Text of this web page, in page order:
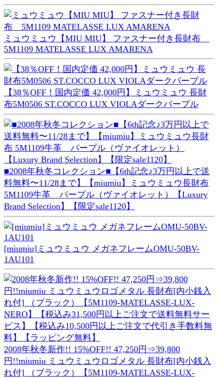
ミュウミュウ【MIU MIU】 ファスナー付き長財布
5M1109 MATELASSE LUX AMARENA
【38％OFF！国内定価 42,000円】ミュウミュウ 長財
布5M0506 ST.COCCO LUX VIOLAダークパープル
■2008年秋冬コレクション■【6th記念♪3万円以上で送
料無料〜11/28まで】【miumiu】ミュウミュウ長財布
5M1109牛革 パープル（ヴァイオレット）【Luxury
Brand Selection】【限定sale1120】
[miumiu]ミュウミュウ メガネフレームOMU-50BV-
1AU101
2008年秋冬新作!! 15%OFF!! 47,250円⇒39,800
円!!miumiu ミュウミュウロゴメタル 長財布[内小銭入
れ付] （ブラック）【5M1109-MATELASSE-LUX-